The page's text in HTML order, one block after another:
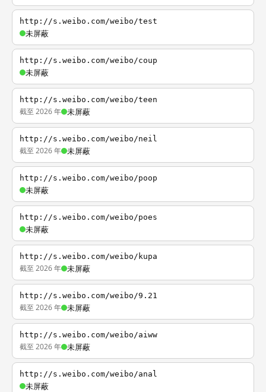
http://s.weibo.com/weibo/test
未屏蔽
http://s.weibo.com/weibo/coup
未屏蔽
http://s.weibo.com/weibo/teen
截至 2026 年 未屏蔽
http://s.weibo.com/weibo/neil
截至 2026 年 未屏蔽
http://s.weibo.com/weibo/poop
未屏蔽
http://s.weibo.com/weibo/poes
未屏蔽
http://s.weibo.com/weibo/kupa
截至 2026 年 未屏蔽
http://s.weibo.com/weibo/9.21
截至 2026 年 未屏蔽
http://s.weibo.com/weibo/aiww
截至 2026 年 未屏蔽
http://s.weibo.com/weibo/anal
未屏蔽